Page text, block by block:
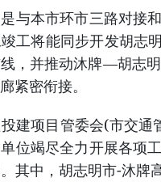
与本市环市三路对接
工将能同步开发胡志
，并推动沐牌—胡志
紧密衔接。
建项目管委会(市交
位竭尽全力开展各项
其中，胡志明市-沐牌